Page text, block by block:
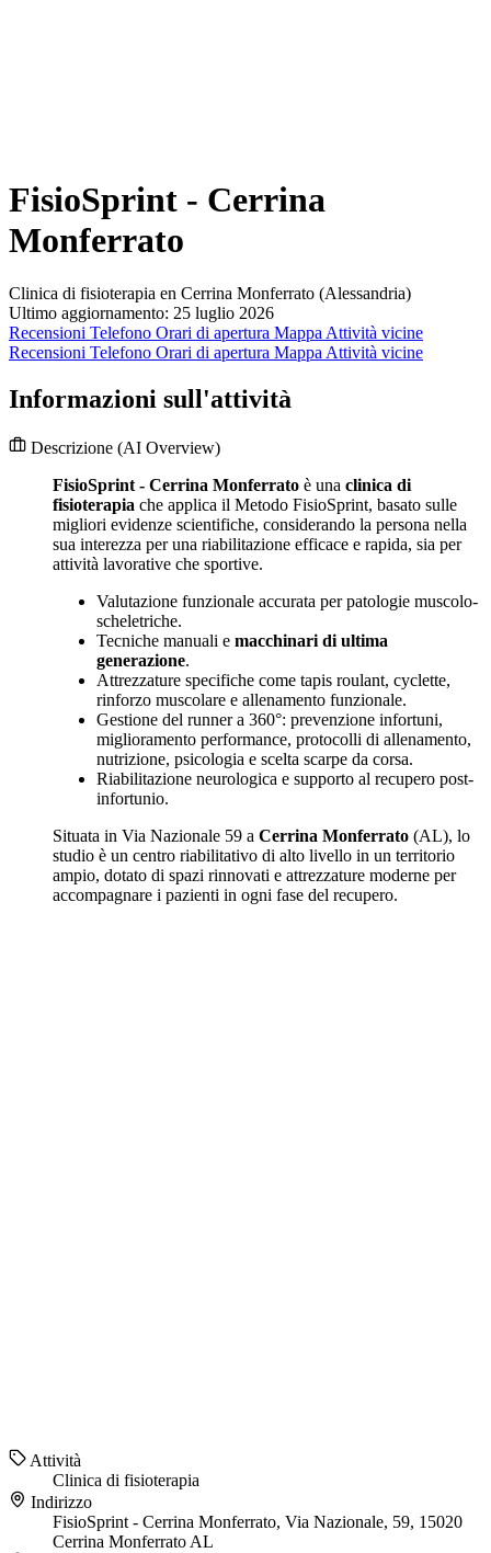
FisioSprint - Cerrina
Monferrato
Clinica di fisioterapia en Cerrina Monferrato (Alessandria)
Ultimo aggiornamento: 25 luglio 2026
Recensioni Telefono Orari di apertura Mappa Attività vicine
Recensioni Telefono Orari di apertura Mappa Attività vicine
Informazioni sull'attività
Descrizione (AI Overview)
FisioSprint - Cerrina Monferrato è una clinica di
fisioterapia che applica il Metodo FisioSprint, basato sulle
migliori evidenze scientifiche, considerando la persona nella
sua interezza per una riabilitazione efficace e rapida, sia per
attività lavorative che sportive.
Valutazione funzionale accurata per patologie muscolo-
scheletriche.
Tecniche manuali e macchinari di ultima
generazione.
Attrezzature specifiche come tapis roulant, cyclette,
rinforzo muscolare e allenamento funzionale.
Gestione del runner a 360°: prevenzione infortuni,
miglioramento performance, protocolli di allenamento,
nutrizione, psicologia e scelta scarpe da corsa.
Riabilitazione neurologica e supporto al recupero post-
infortunio.
Situata in Via Nazionale 59 a Cerrina Monferrato (AL), lo
studio è un centro riabilitativo di alto livello in un territorio
ampio, dotato di spazi rinnovati e attrezzature moderne per
accompagnare i pazienti in ogni fase del recupero.
Attività
Clinica di fisioterapia
Indirizzo
FisioSprint - Cerrina Monferrato, Via Nazionale, 59, 15020
Cerrina Monferrato AL